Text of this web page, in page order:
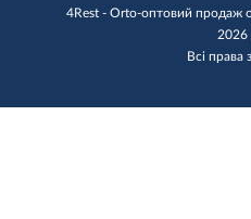
4Rest - Orto-оптовий продаж
2026
Всі права